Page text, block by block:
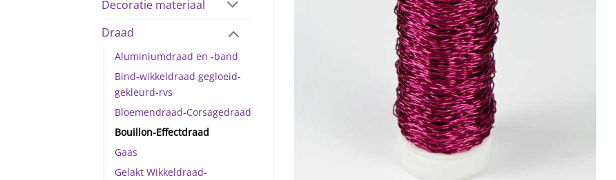
Decoratie materiaal
Draad
Aluminiumdraad en -band
Bind-wikkeldraad gegloeid-
gekleurd-rvs
Bloemendraad-Corsagedraad
Bouillon-Effectdraad
Gaas
Gelakt Wikkeldraad-